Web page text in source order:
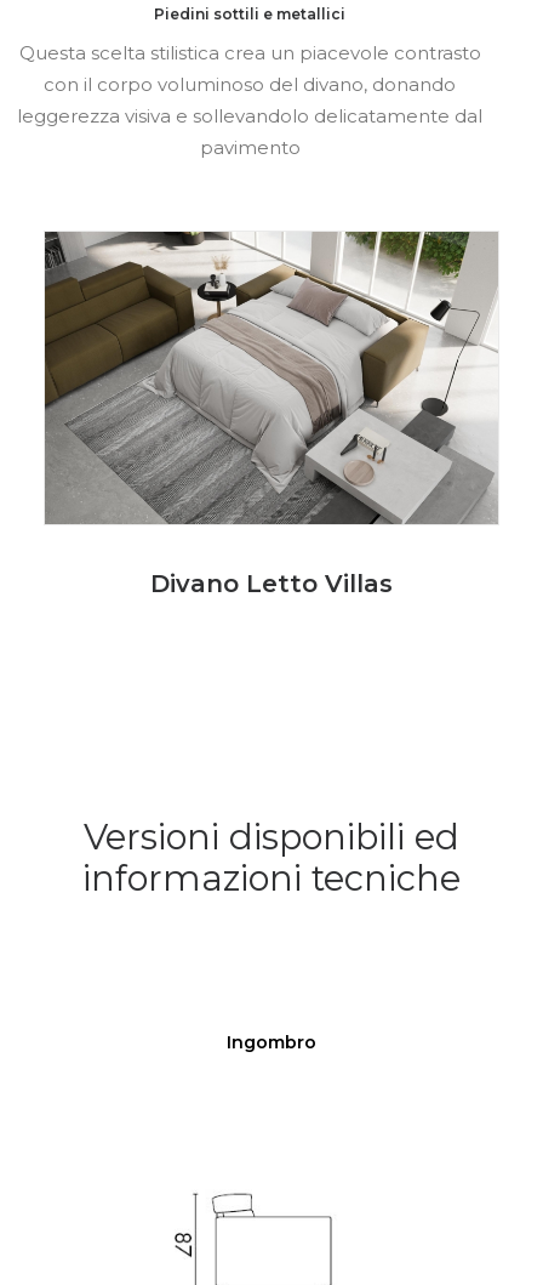
Piedini sottili e metallici
Questa scelta stilistica crea un piacevole contrasto
con il corpo voluminoso del divano, donando
leggerezza visiva e sollevandolo delicatamente dal
pavimento
Divano Letto Villas
Versioni disponibili ed
informazioni tecniche
Ingombro